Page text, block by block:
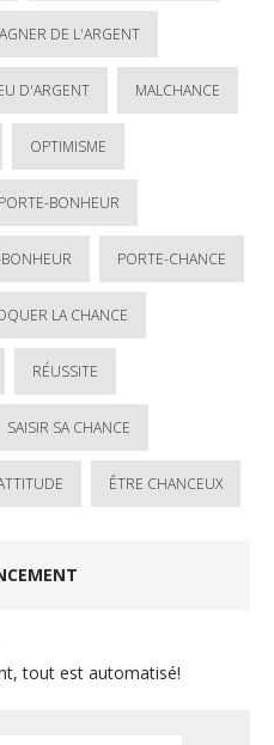
DE L'ARGENT
D'ARGENT MALCHANCE
OPTIMISME
BONHEUR
PORTE-CHANCE
LA CHANCE
RÉUSSITE
SAISIR SA CHANCE
ÊTRE CHANCEUX
tout est automatisé!